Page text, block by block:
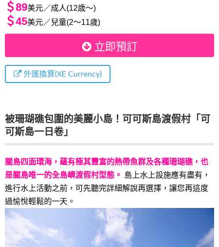
＄89美元／成人(12歳～)
＄45美元／兒童(2～11歲)
立即預訂
外匯換算(XE Currency)
被珊瑚礁包圍的美麗小島！可可斯島渡假村「可
可斯島一日卷」
關島四面環海，蘊有極其豐富的熱帶魚群及各種珊瑚礁，也
是關島唯一的全島嶼渡假村型態。 島上水上設施應有盡有，
進行水上活動之前，可先聽完詳細解說再選擇，讓您再這度
過愉悅輕鬆的一天。